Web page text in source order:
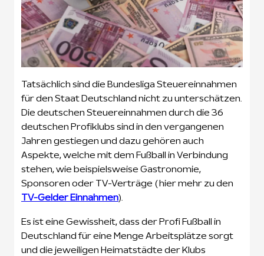
Tatsächlich sind die Bundesliga Steuereinnahmen
für den Staat Deutschland nicht zu unterschätzen.
Die deutschen Steuereinnahmen durch die 36
deutschen Profiklubs sind in den vergangenen
Jahren gestiegen und dazu gehören auch
Aspekte, welche mit dem Fußball in Verbindung
stehen, wie beispielsweise Gastronomie,
Sponsoren oder TV-Verträge (hier mehr zu den
TV-Gelder Einnahmen).
Es ist eine Gewissheit, dass der Profi Fußball in
Deutschland für eine Menge Arbeitsplätze sorgt
und die jeweiligen Heimatstädte der Klubs